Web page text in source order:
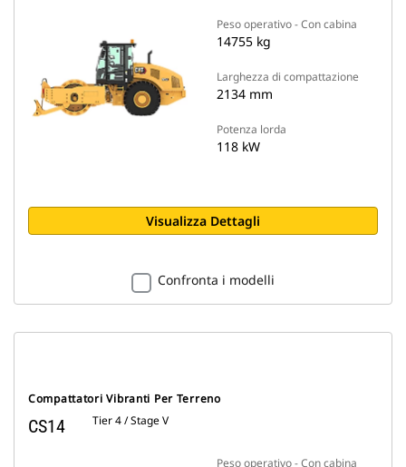
Peso operativo - Con cabina
14755 kg
Larghezza di compattazione
2134 mm
Potenza lorda
118 kW
Visualizza Dettagli
Confronta i modelli
Compattatori Vibranti Per Terreno
CS14 Tier 4 / Stage V
Peso operativo - Con cabina